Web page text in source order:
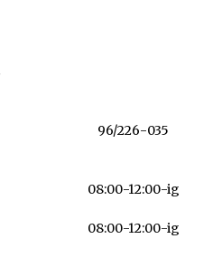
96/226-035
08:00-12:00-ig
08:00-12:00-ig